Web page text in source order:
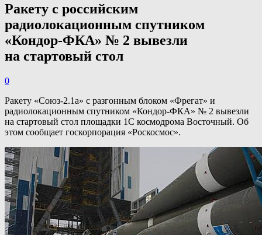
Ракету с российским
радиолокационным спутником
«Кондор-ФКА» № 2 вывезли
на стартовый стол
0
Ракету «Союз-2.1а» с разгонным блоком «Фрегат» и
радиолокационным спутником «Кондор-ФКА» № 2 вывезли
на стартовый стол площадки 1С космодрома Восточный. Об
этом сообщает госкорпорация «Роскосмос».